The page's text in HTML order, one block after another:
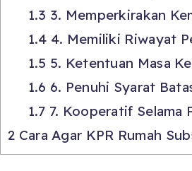
1.3 3. Memperkirakan
1.4 4. Memiliki Riwayat
1.5 5. Ketentuan Masa
1.6 6. Penuhi Syarat
1.7 7. Kooperatif Selama
2 Cara Agar KPR Rumah